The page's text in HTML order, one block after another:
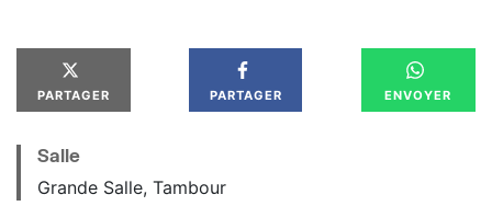
PARTAGER PARTAGER ENVOYER
Salle
Grande Salle, Tambour